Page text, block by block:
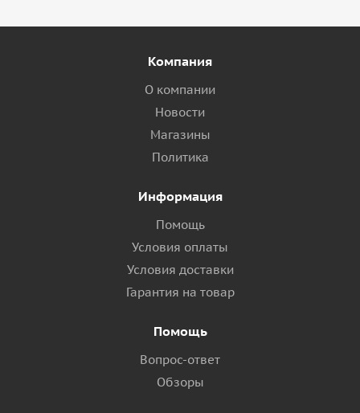
Компания
О компании
Новости
Магазины
Политика
Информация
Помощь
Условия оплаты
Условия доставки
Гарантия на товар
Помощь
Вопрос-ответ
Обзоры